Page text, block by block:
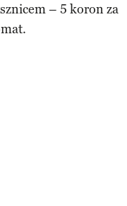
– 5 koron za